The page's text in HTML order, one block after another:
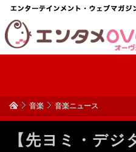
音楽 音楽ニュース
【先ヨミ・デジ